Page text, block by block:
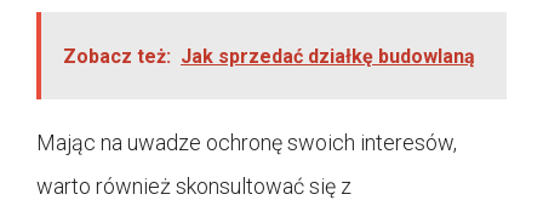
Zobacz też: Jak sprzedać działkę budowlaną
Mając na uwadze ochronę swoich interesów,
warto również skonsultować się z